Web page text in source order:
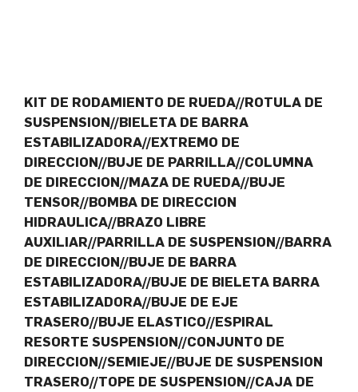
KIT DE RODAMIENTO DE RUEDA//ROTULA DE
SUSPENSION//BIELETA DE BARRA
ESTABILIZADORA//EXTREMO DE
DIRECCION//BUJE DE PARRILLA//COLUMNA
DE DIRECCION//MAZA DE RUEDA//BUJE
TENSOR//BOMBA DE DIRECCION
HIDRAULICA//BRAZO LIBRE
AUXILIAR//PARRILLA DE SUSPENSION//BARRA
DE DIRECCION//BUJE DE BARRA
ESTABILIZADORA//BUJE DE BIELETA BARRA
ESTABILIZADORA//BUJE DE EJE
TRASERO//BUJE ELASTICO//ESPIRAL
RESORTE SUSPENSION//CONJUNTO DE
DIRECCION//SEMIEJE//BUJE DE SUSPENSION
TRASERO//TOPE DE SUSPENSION//CAJA DE